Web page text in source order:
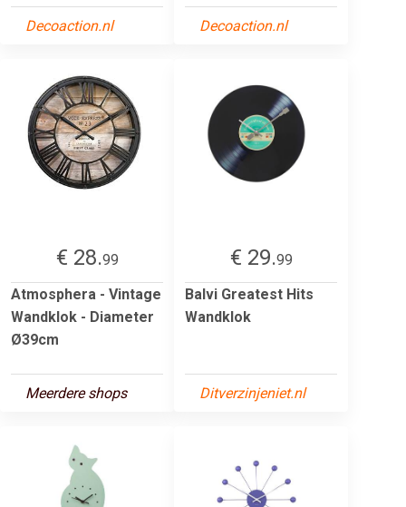
Decoaction.nl Decoaction.nl
€ 28.99
Atmosphera - Vintage
Wandklok - Diameter
Ø39cm
Meerdere shops
€ 29.99
Balvi Greatest Hits
Wandklok
Ditverzinjeniet.nl